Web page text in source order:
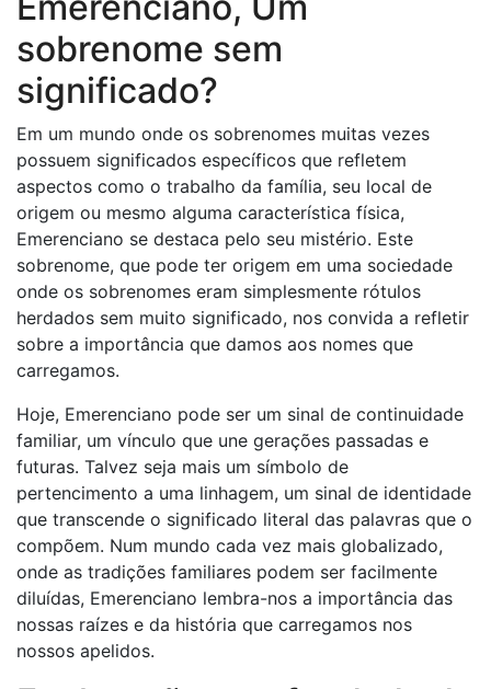
sobrenome sem
significado?
Em um mundo onde os sobrenomes muitas vezes
possuem significados específicos que refletem
aspectos como o trabalho da família, seu local de
origem ou mesmo alguma característica física,
Emerenciano se destaca pelo seu mistério. Este
sobrenome, que pode ter origem em uma sociedade
onde os sobrenomes eram simplesmente rótulos
herdados sem muito significado, nos convida a refletir
sobre a importância que damos aos nomes que
carregamos.
Hoje, Emerenciano pode ser um sinal de continuidade
familiar, um vínculo que une gerações passadas e
futuras. Talvez seja mais um símbolo de
pertencimento a uma linhagem, um sinal de identidade
que transcende o significado literal das palavras que o
compõem. Num mundo cada vez mais globalizado,
onde as tradições familiares podem ser facilmente
diluídas, Emerenciano lembra-nos a importância das
nossas raízes e da história que carregamos nos
nossos apelidos.